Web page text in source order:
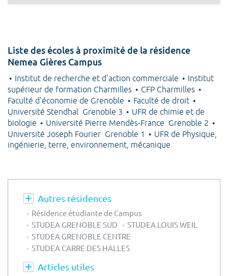
Liste des écoles à proximité de la résidence
Nemea Gières Campus
Institut de recherche et d'action commerciale
Institut
supérieur de formation Charmilles
CFP Charmilles
Faculté d'économie de Grenoble
Faculté de droit
Université Stendhal Grenoble 3
UFR de chimie et de
biologie
Université Pierre Mendès-France Grenoble 2
Université Joseph Fourier Grenoble 1
UFR de Physique,
ingénierie, terre, environnement, mécanique
Autres résidences
Résidence étudiante de Campus
STUDEA GRENOBLE SUD
STUDEA LOUIS WEIL
STUDEA GRENOBLE CENTRE
STUDEA CARRE DES HALLES
Articles utiles